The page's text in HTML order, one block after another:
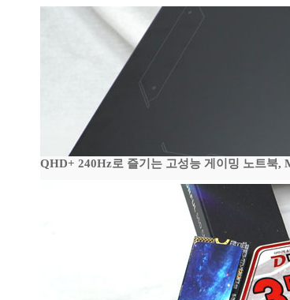
QHD+ 240Hz로 즐기는 고성능 게이밍 노트북